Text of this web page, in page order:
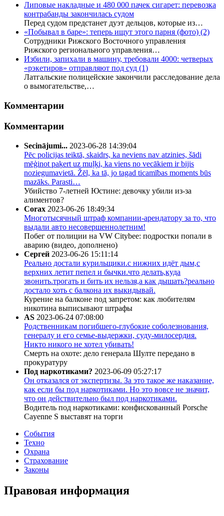
Липовые накладные и 480 000 пачек сигарет: перевозка
контрабанды закончилась судом
Перед судом предстанет дуэт дельцов, которые из…
«Побывал в баре»: теперь ищут этого парня (фото) (2)
Сотрудники Рижского Восточного управления
Рижского регионального управления…
Избили, запихали в машину, требовали 4000: четверых
«рэкетиров» отправляют под суд (1)
Латгальские полицейские закончили расследование дела
о вымогательстве,…
Комментарии
Комментарии
Secinājumi... 2023-06-28 14:39:04
Pēc policijas teiktā, skaidrs, ka neviens nav atzinies, šādi
mēģinot paķert uz muļķi, ka viens no vecākiem ir bijis
noziegumavietā. Žēl, ka tā, jo tagad ticamības moments būs
mazāks. Parasti…
Убийство 7-летней Юстине: девочку убили из-за
алиментов?
Corax 2023-06-26 18:49:34
Многотысячный штраф компании-арендатору за то, что
выдали авто несовершеннолетним!
Побег от полиции на VW Citybee: подростки попали в
аварию (видео, дополнено)
Сергей 2023-06-26 15:11:14
Реально достали курильщики.с нижних идёт дым,с
верхних летит пепел и бычки.что делать,куда
звонить.трогать и бить их нельзя,а как дышать?реально
достало хоть с балкона их выкидывай.
Курение на балконе под запретом: как любителям
никотина выписывают штрафы
AS 2023-06-24 07:08:00
Родственникам погибшего-глубокие соболезнования,
генералу и его семье-выдержки, суду-милосердия.
Никто никого не хотел убивать!
Смерть на охоте: дело генерала Шулте передано в
прокуратуру
Под наркотиками? 2023-06-09 05:27:17
Он отказался от экспертизы. За это такое же наказание,
как если бы под наркотиками. Но это вовсе не значит,
что он действительно был под наркотиками.
Водитель под наркотиками: конфискованный Porsche
Cayenne S выставят на торги
События
Техно
Охрана
Страхование
Законы
Правовая информация